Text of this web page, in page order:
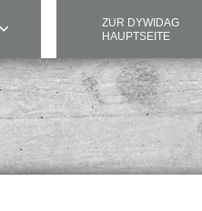
ZUR DYWIDAG
HAUPTSEITE